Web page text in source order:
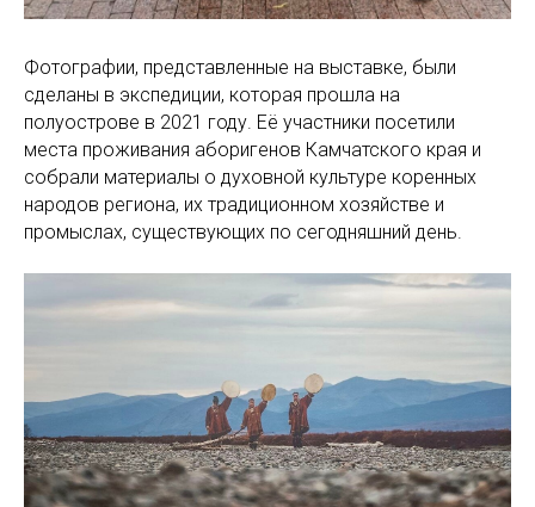
Фотографии, представленные на выставке, были
сделаны в экспедиции, которая прошла на
полуострове в 2021 году. Её участники посетили
места проживания аборигенов Камчатского края и
собрали материалы о духовной культуре коренных
народов региона, их традиционном хозяйстве и
промыслах, существующих по сегодняшний день.